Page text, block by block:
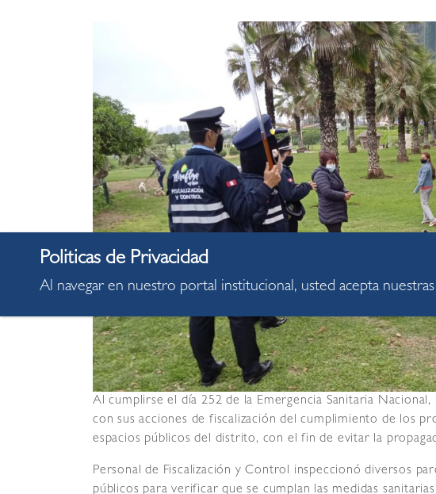
Al cumplirse el día 252 de la Emergencia Sanitaria
con sus acciones de fiscalización del cumplimiento de los
espacios públicos del distrito, con el fin de evitar la
Personal de Fiscalización y Control inspeccionó diversos
públicos para verificar que se cumplan las medidas
Al navegar en nuestro portal institucional, usted acepta nuestras